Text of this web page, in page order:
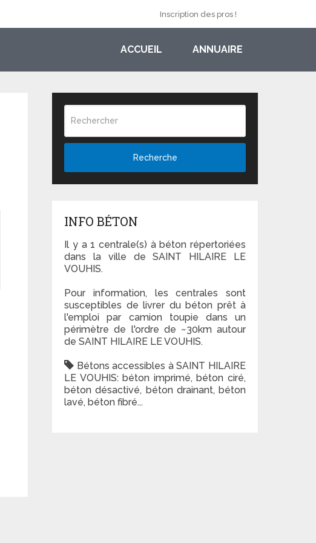
Inscription des pros !
ACCUEIL ANNUAIRE
Recherche
INFO BÉTON
Il y a 1 centrale(s) à béton répertoriées
dans la ville de SAINT HILAIRE LE
VOUHIS.
Pour information, les centrales sont
susceptibles de livrer du béton prêt à
l'emploi par camion toupie dans un
périmètre de l'ordre de ~30km autour
de SAINT HILAIRE LE VOUHIS.
Bétons accessibles à SAINT HILAIRE
LE VOUHIS: béton imprimé, béton ciré,
béton désactivé, béton drainant, béton
lavé, béton fibré...